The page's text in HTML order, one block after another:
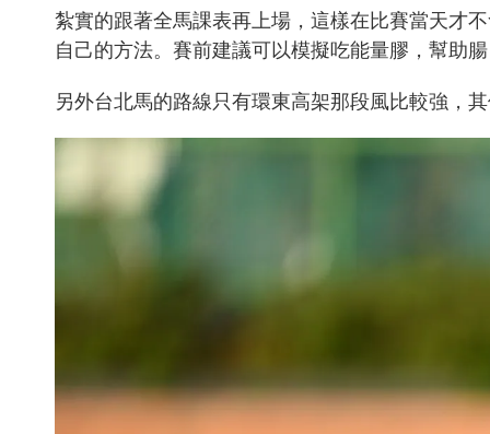
紮實的跟著全馬課表再上場，這樣在比賽當天才
自己的方法。賽前建議可以模擬吃能量膠，幫助
另外台北馬的路線只有環東高架那段風比較強，